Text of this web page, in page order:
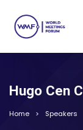
Hugo Cen
Home Speakers